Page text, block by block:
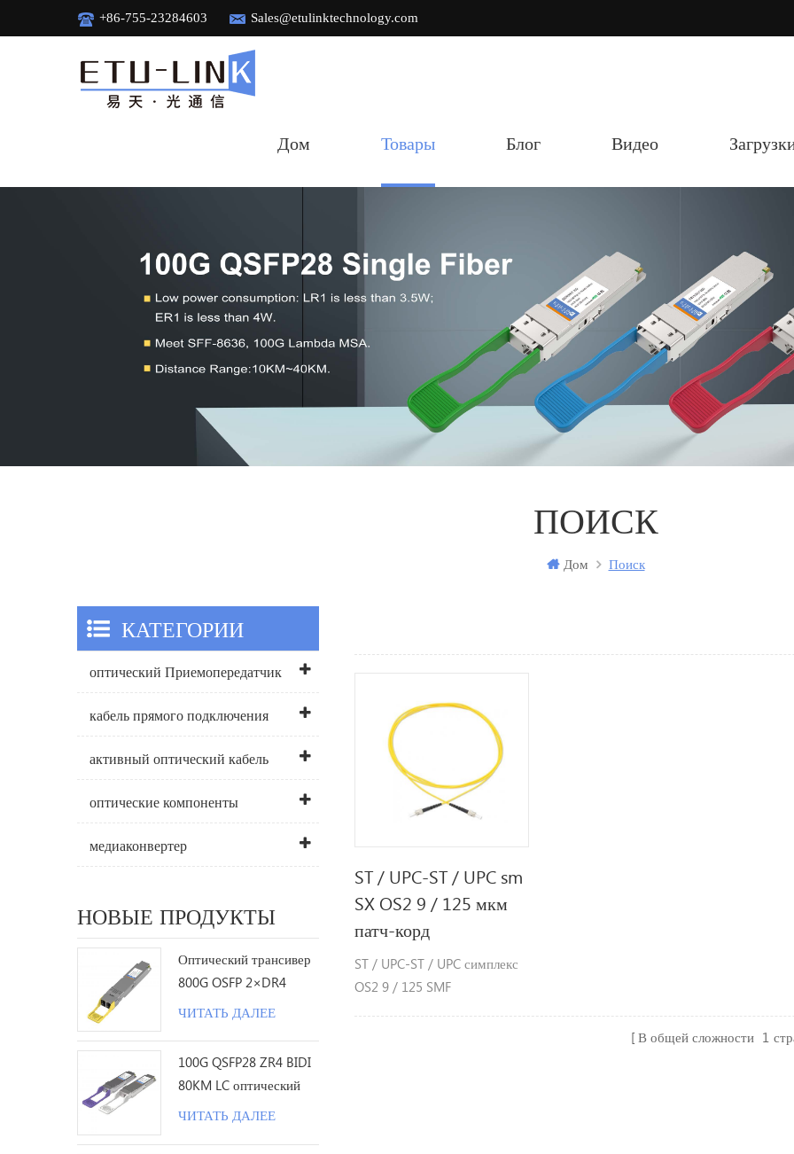
+86-755-23284603 Sales@etulinktechnology.com
Дом Товары Блог Видео
ПОИСК
Дом Поиск
ST / UPC-ST / UPC sm
SX OS2 9 / 125 мкм
патч-корд
ST / UPC-ST / UPC симплекс
OS2 9 / 125 SMF
В общей сложности 1
КАТЕГОРИИ
оптический Приемопередатчик
кабель прямого подключения
активный оптический кабель
оптические компоненты
медиаконвертер
НОВЫЕ ПРОДУКТЫ
Оптический трансивер
800G OSFP 2×DR4
1310nm 500M MPO12 с
ЧИТАТЬ ДАЛЕЕ
100G QSFP28 ZR4 BIDI
80KM LC оптический
трансивер
ЧИТАТЬ ДАЛЕЕ